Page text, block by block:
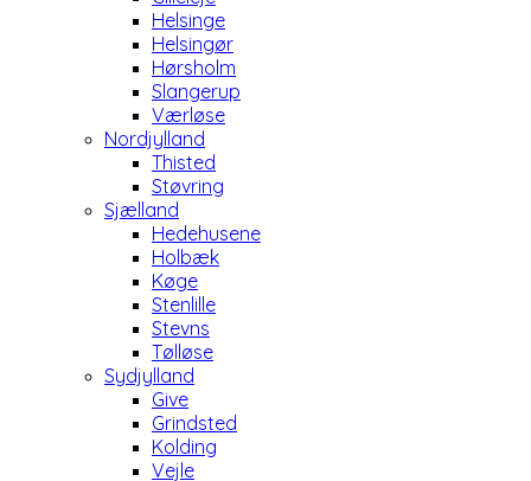
Helsinge
Helsingør
Hørsholm
Slangerup
Værløse
Nordjylland
Thisted
Støvring
Sjælland
Hedehusene
Holbæk
Køge
Stenlille
Stevns
Tølløse
Sydjylland
Give
Grindsted
Kolding
Vejle